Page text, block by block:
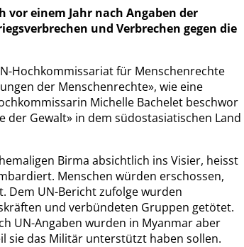
einem Jahr nach Angaben der
und Verbrechen gegen die
Hochkommissariat für Menschenrechte
der Menschenrechte», wie eine
Michelle Bachelet beschwor
Gewalt» in dem südostasiatischen Land
Birma absichtlich ins Visier, heisst
Menschen würden erschossen,
UN-Bericht zufolge wurden
und verbündeten Gruppen getötet.
UN-Angaben wurden in Myanmar aber
sie das Militär unterstützt haben sollen.